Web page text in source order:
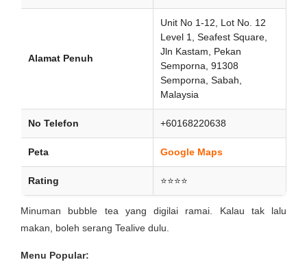
Alamat Penuh
Unit No 1-12, Lot No. 12
Level 1, Seafest Square,
Jln Kastam, Pekan
Semporna, 91308
Semporna, Sabah,
Malaysia
No Telefon +60168220638
Peta Google Maps
Rating ⭐⭐⭐⭐
Minuman bubble tea yang digilai ramai. Kalau tak lalu
makan, boleh serang Tealive dulu.
Menu Popular: